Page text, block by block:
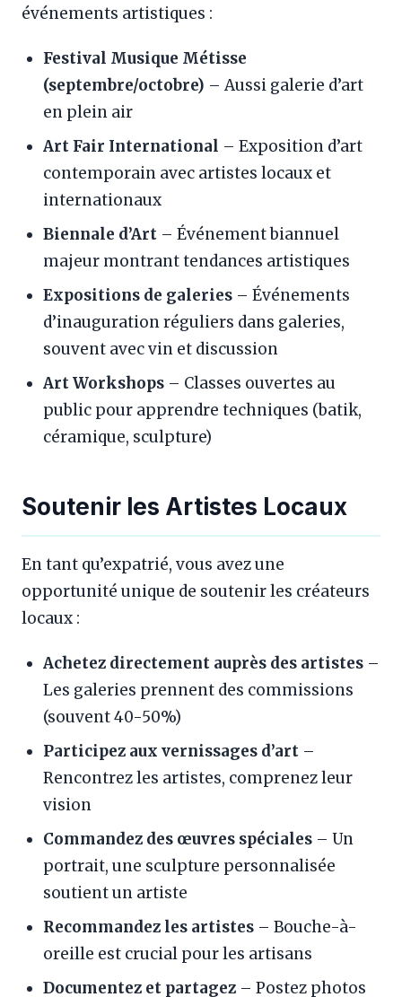
événements artistiques :
Festival Musique Métisse
(septembre/octobre) – Aussi galerie d’art
en plein air
Art Fair International – Exposition d’art
contemporain avec artistes locaux et
internationaux
Biennale d’Art – Événement biannuel
majeur montrant tendances artistiques
Expositions de galeries – Événements
d’inauguration réguliers dans galeries,
souvent avec vin et discussion
Art Workshops – Classes ouvertes au
public pour apprendre techniques (batik,
céramique, sculpture)
Soutenir les Artistes Locaux
En tant qu’expatrié, vous avez une
opportunité unique de soutenir les créateurs
locaux :
Achetez directement auprès des artistes –
Les galeries prennent des commissions
(souvent 40-50%)
Participez aux vernissages d’art –
Rencontrez les artistes, comprenez leur
vision
Commandez des œuvres spéciales – Un
portrait, une sculpture personnalisée
soutient un artiste
Recommandez les artistes – Bouche-à-
oreille est crucial pour les artisans
Documentez et partagez – Postez photos